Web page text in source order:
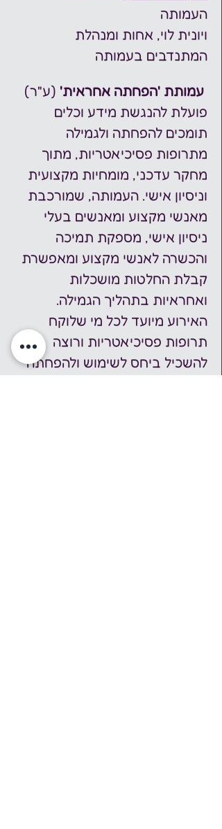
העמותה
ויונית לוי, אחות ומנהלת
המתנדבים בעמותה
(ע"ר)
פועלת להנגשת מידע וכלים
תומכים להפחתה ולגמילה
מתרופות פסיכיאטריות, מתוך
מחקר עדכני, מומחיות מקצועית
וניסיון אישי. העמותה, שמורכבת
מאנשי מקצוע ומאנשים בעלי
ניסיון אישי, מספקת תמיכה
והכשרה לאנשי מקצוע ומאפשרת
קבלת החלטות מושכלות
ואחראיות בתהליך הגמילה.
האירוע מיועד לכל מי שלוקח
תרופות פסיכיאטריות ורוצה
להשכיל ביחס לשימוש ולהפחתה